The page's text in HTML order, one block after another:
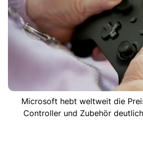
Microsoft hebt weltweit die
Controller und Zubehör